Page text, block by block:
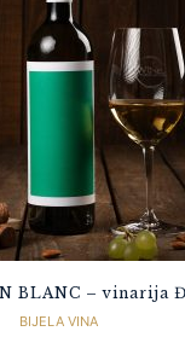
BLANC – vinarija
BIJELA VINA